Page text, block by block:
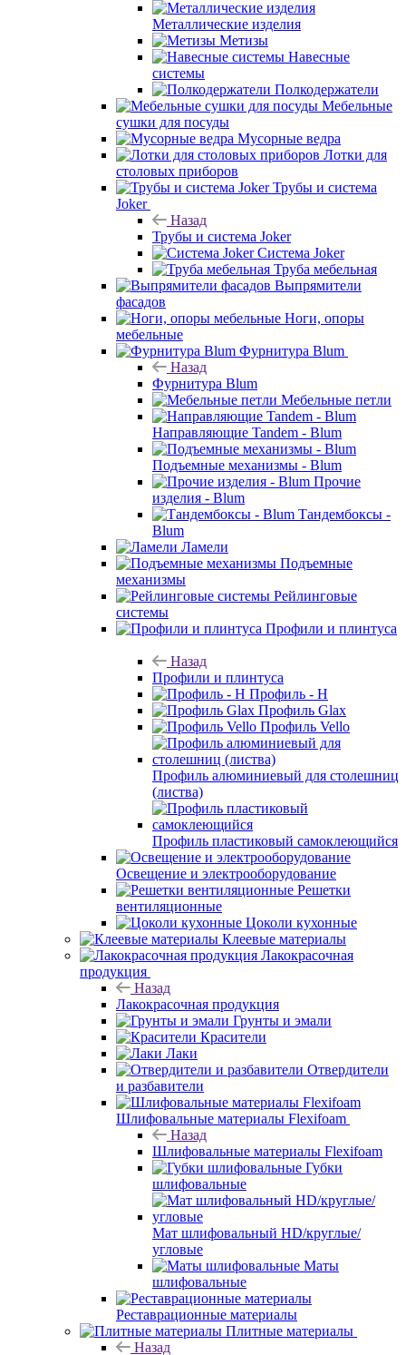
Металлические изделия
Метизы
Навесные
системы
Полкодержатели
Мебельные
сушки для посуды
Мусорные ведра
Лотки для
столовых приборов
Трубы и система
Joker
Назад
Трубы и система Joker
Система Joker
Труба мебельная
Выпрямители
фасадов
Ноги, опоры
мебельные
Фурнитура Blum
Назад
Фурнитура Blum
Мебельные петли
Направляющие Tandem - Blum
Подъемные механизмы - Blum
Прочие
изделия - Blum
Тандембоксы -
Blum
Ламели
Подъемные
механизмы
Рейлинговые
системы
Профили и плинтуса
Назад
Профили и плинтуса
Профиль - H
Профиль Glax
Профиль Vello
Профиль алюминиевый для столешниц
(листва)
Профиль пластиковый самоклеющийся
Освещение и электрооборудование
Решетки
вентиляционные
Цоколи кухонные
Клеевые материалы
Лакокрасочная
продукция
Назад
Лакокрасочная продукция
Грунты и эмали
Красители
Лаки
Отвердители
и разбавители
Шлифовальные материалы Flexifoam
Назад
Шлифовальные материалы Flexifoam
Губки
шлифовальные
Мат шлифовальный HD/круглые/
угловые
Маты
шлифовальные
Реставрационные материалы
Плитные материалы
Назад